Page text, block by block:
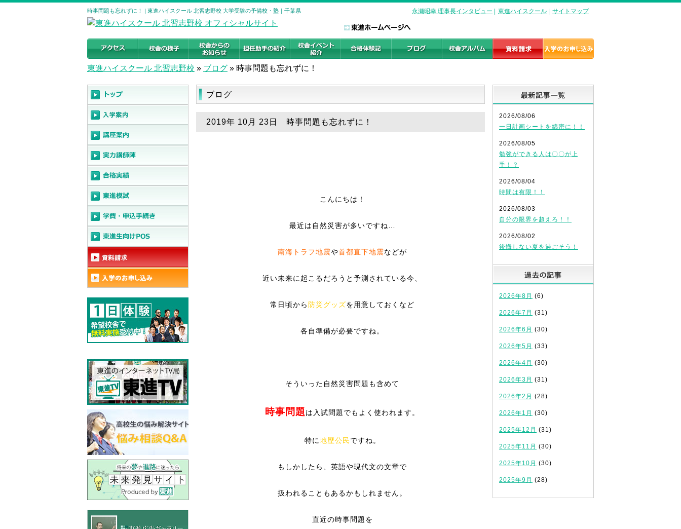
時事問題も忘れずに！ | 東進ハイスクール 北習志野校 大学受験の予備校・塾｜千葉県 永瀬昭幸 理事長インタビュー 東進ハイスクール サイトマップ
東進ハイスクール 北習志野校 » ブログ » 時事問題も忘れずに！
ブログ
2019年 10月 23日 時事問題も忘れずに！
こんにちは！
最近は自然災害が多いですね…
南海トラフ地震や首都直下地震などが
近い未来に起こるだろうと予測されている今、
常日頃から 防災グッズを用意しておくなど
各自準備が必要ですね。
そういった自然災害問題も含めて
時事問題は入試問題でもよく使われます。
特に地歴公民ですね。
もしかしたら、英語や現代文の文章で
扱われることもあるかもしれません。
直近の時事問題を
2026/08/06
一日計画シートを綿密に！！
2026/08/05
勉強ができる人は〇〇が上
手！？
2026/08/04
時間は有限！！
2026/08/03
自分の限界を超えろ！！
2026/08/02
後悔しない夏を過ごそう！
2026年8月 (6)
2026年7月 (31)
2026年6月 (30)
2026年5月 (33)
2026年4月 (30)
2026年3月 (31)
2026年2月 (28)
2026年1月 (30)
2025年12月 (31)
2025年11月 (30)
2025年10月 (30)
2025年9月 (28)